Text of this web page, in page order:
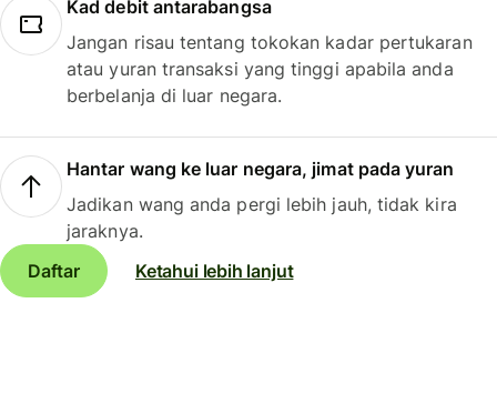
Kad debit antarabangsa
Jangan risau tentang tokokan kadar pertukaran
atau yuran transaksi yang tinggi apabila anda
berbelanja di luar negara.
Hantar wang ke luar negara, jimat pada yuran
Jadikan wang anda pergi lebih jauh, tidak kira
jaraknya.
Daftar
Ketahui lebih lanjut